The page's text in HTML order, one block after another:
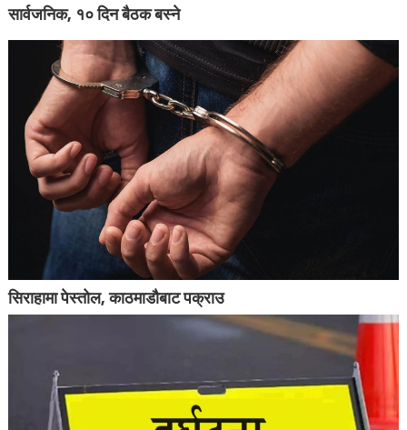
सार्वजनिक, १० दिन बैठक बस्ने
सिराहामा पेस्तोल, काठमाडौबाट पक्राउ